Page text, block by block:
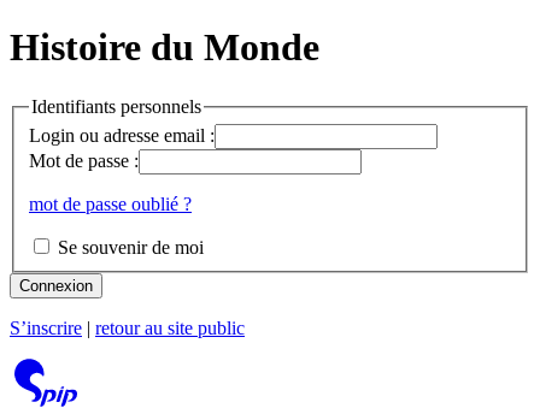
Histoire du Monde
Identifiants personnels
Login ou adresse email :
Mot de passe :
mot de passe oublié ?
Se souvenir de moi
Connexion
S’inscrire retour au site public